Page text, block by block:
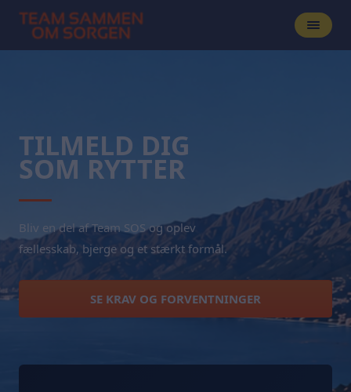
TILMELD DIG
SOM RYTTER
Bliv en del af Team SOS og oplev
fællesskab, bjerge og et stærkt formål.
SE KRAV OG FORVENTNINGER